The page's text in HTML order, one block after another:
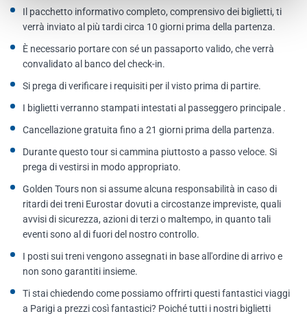
Il pacchetto informativo completo, comprensivo dei biglietti, ti
verrà inviato al più tardi circa 10 giorni prima della partenza.
È necessario portare con sé un passaporto valido, che verrà
convalidato al banco del check-in.
Si prega di verificare i requisiti per il visto prima di partire.
I biglietti verranno stampati intestati al passeggero principale .
Cancellazione gratuita fino a 21 giorni prima della partenza.
Durante questo tour si cammina piuttosto a passo veloce. Si
prega di vestirsi in modo appropriato.
Golden Tours non si assume alcuna responsabilità in caso di
ritardi dei treni Eurostar dovuti a circostanze impreviste, quali
avvisi di sicurezza, azioni di terzi o maltempo, in quanto tali
eventi sono al di fuori del nostro controllo.
I posti sui treni vengono assegnati in base all'ordine di arrivo e
non sono garantiti insieme.
Ti stai chiedendo come possiamo offrirti questi fantastici viaggi
a Parigi a prezzi così fantastici? Poiché tutti i nostri biglietti